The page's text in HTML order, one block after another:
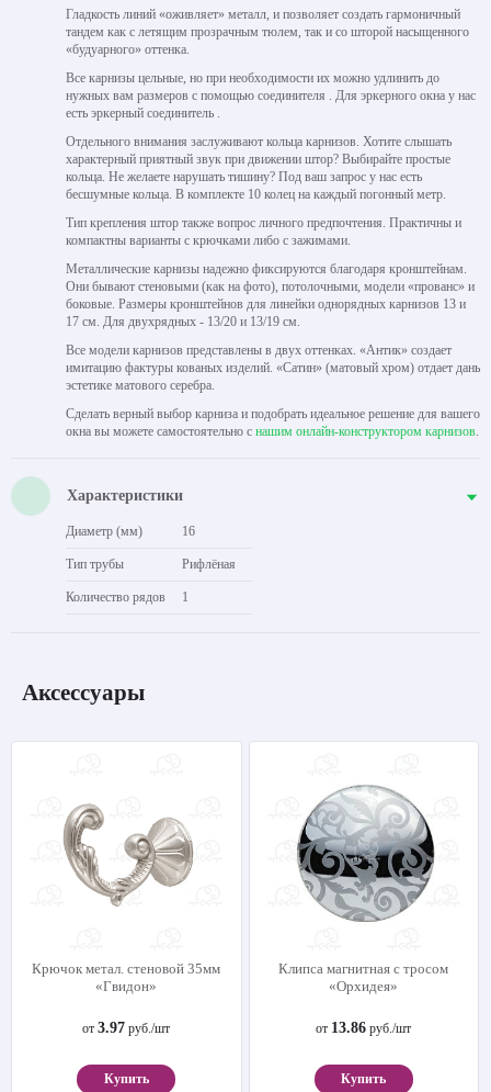
Гладкость линий «оживляет» металл, и позволяет создать гармоничный
тандем как с летящим прозрачным тюлем, так и со шторой насыщенного
«будуарного» оттенка.
Все карнизы цельные, но при необходимости их можно удлинить до
нужных вам размеров с помощью соединителя . Для эркерного окна у нас
есть эркерный соединитель .
Отдельного внимания заслуживают кольца карнизов. Хотите слышать
характерный приятный звук при движении штор? Выбирайте простые
кольца. Не желаете нарушать тишину? Под ваш запрос у нас есть
бесшумные кольца. В комплекте 10 колец на каждый погонный метр.
Тип крепления штор также вопрос личного предпочтения. Практичны и
компактны варианты с крючками либо с зажимами.
Металлические карнизы надежно фиксируются благодаря кронштейнам.
Они бывают стеновыми (как на фото), потолочными, модели «прованс» и
боковые. Размеры кронштейнов для линейки однорядных карнизов 13 и
17 см. Для двухрядных - 13/20 и 13/19 см.
Все модели карнизов представлены в двух оттенках. «Антик» создает
имитацию фактуры кованых изделий. «Сатин» (матовый хром) отдает дань
эстетике матового серебра.
Сделать верный выбор карниза и подобрать идеальное решение для вашего
окна вы можете самостоятельно с нашим онлайн-конструктором карнизов.
Характеристики
Диаметр (мм) 16
Тип трубы Рифлёная
Количество рядов 1
Аксессуары
Крючок метал. стеновой 35мм
«Гвидон»
от3.97 руб./шт
Купить
Клипса магнитная с тросом
«Орхидея»
от 13.86 руб./шт
Купить